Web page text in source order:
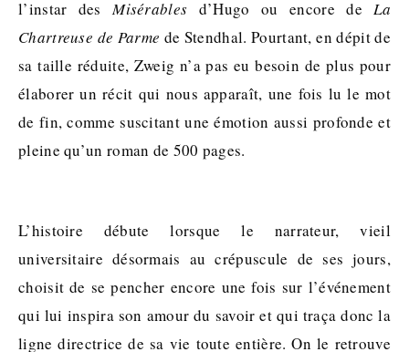
l’instar desMisérables d’Hugo ou encore deLa
Chartreuse de Parme de Stendhal. Pourtant, en dépit de
sa taille réduite, Zweig n’a pas eu besoin de plus pour
élaborer un récit qui nous apparaît, une fois lu le mot
de fin, comme suscitant une émotion aussi profonde et
pleine qu’un roman de 500 pages.
L’histoire débute lorsque le narrateur, vieil
universitaire désormais au crépuscule de ses jours,
choisit de se pencher encore une fois sur l’événement
qui lui inspira son amour du savoir et qui traça donc la
ligne directrice de sa vie toute entière. On le retrouve